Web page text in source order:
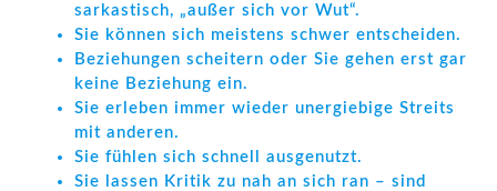
sarkastisch, „außer sich vor Wut“.
Sie können sich meistens schwer entscheiden.
Beziehungen scheitern oder Sie gehen erst gar
keine Beziehung ein.
Sie erleben immer wieder unergiebige Streits
mit anderen.
Sie fühlen sich schnell ausgenutzt.
Sie lassen Kritik zu nah an sich ran – sind